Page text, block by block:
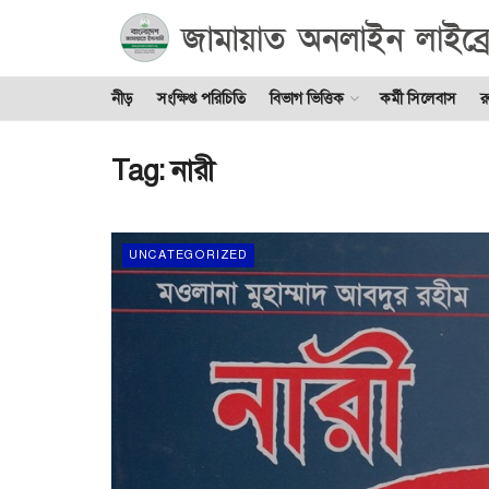
নীড় সংক্ষিপ্ত পরিচিতি বিভাগ ভিত্তিক কর্মী সিলেবাস
Tag:নারী
UNCATEGORIZED